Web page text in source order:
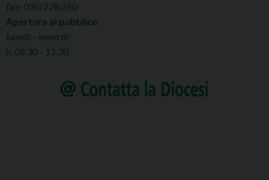
fax: 035/278.250
Apertura al pubblico
lunedì - venerdì
h. 08.30 - 12.30